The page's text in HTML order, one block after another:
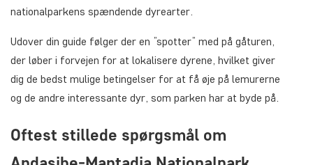
nationalparkens spændende dyrearter.
Udover din guide følger der en ”spotter” med på gåturen,
der løber i forvejen for at lokalisere dyrene, hvilket giver
dig de bedst mulige betingelser for at få øje på lemurerne
og de andre interessante dyr, som parken har at byde på.
Oftest stillede spørgsmål om